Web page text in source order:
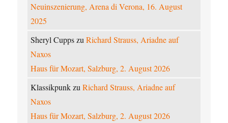
Neuinszenierung, Arena di Verona, 16. August
2025
Sheryl CuppszuRichard Strauss, Ariadne auf
Naxos
Haus für Mozart, Salzburg, 2. August 2026
KlassikpunkzuRichard Strauss, Ariadne auf
Naxos
Haus für Mozart, Salzburg, 2. August 2026